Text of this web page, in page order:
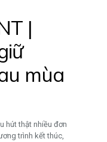
|
mùa
hút thật nhiều đơn
trình kết thúc,